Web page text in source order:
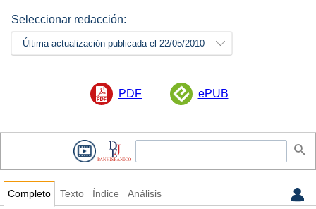
Seleccionar redacción:
Última actualización publicada el 22/05/2010
PDF ePUB
Completo Texto Índice Análisis